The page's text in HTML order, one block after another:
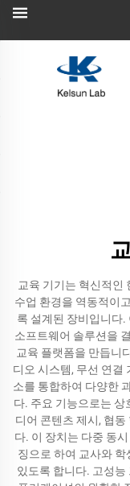
교육 기기는 혁신적인
수업 환경을 역동적이
록 설계된 장비입니다.
소프트웨어 솔루션을
교육 플랫폼을 만듭니
디오 시스템, 무선 연결
소를 통합하여 다양한
다. 주요 기능으로는 상
디어 콘텐츠 제시, 협
다. 이 장치는 다중 동
징으로 하여 교사와
있도록 합니다. 고성능